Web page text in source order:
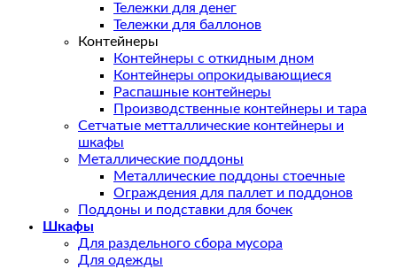
Тележки для денег
Тележки для баллонов
Контейнеры
Контейнеры с откидным дном
Контейнеры опрокидывающиеся
Распашные контейнеры
Производственные контейнеры и тара
Сетчатые метталлические контейнеры и
шкафы
Металлические поддоны
Металлические поддоны стоечные
Ограждения для паллет и поддонов
Поддоны и подставки для бочек
Шкафы
Для раздельного сбора мусора
Для одежды